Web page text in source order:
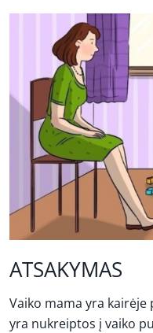
ATSAKYMAS
Vaiko mama yra kairėje
yra nukreiptos į vaiko